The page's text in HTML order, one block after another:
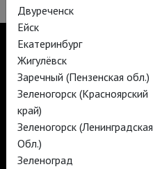
TheatreHD
TheatreHD Опера
TheatreHD Балет в кино
АРТ-ЛЕКТОРИЙ В КИНО
Двуреченск
Ейск
Екатеринбург
Жигулёвск
Заречный (Пензенская обл.)
Зеленогорск (Красноярский
край)
Зеленогорск (Ленинградская
Обл.)
Зеленоград